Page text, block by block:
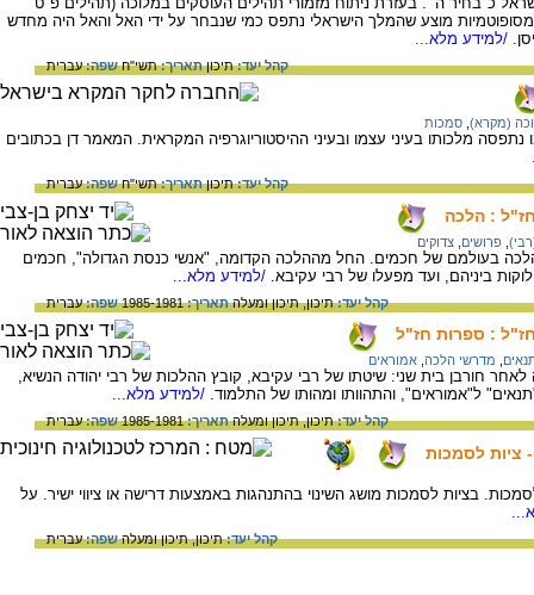
מוצע שהמלך הישראלי נתפס כמי שנבחר על ידי האל והאל היה מחדש
/למידע מלא...
קהל יעד:תיכוןתאריך:תשי"חשפה:עברית
(מקרא) סמכות
מלכותו בעיני עצמו ובעיני ההיסטוריוגרפיה המקראית. המאמר דן בכתובים
קהל יעד:תיכוןתאריך:תשי"חשפה:עברית
חז"ל : הלכה
פרושים צדוקים
בעולמם של חכמים. החל מההלכה הקדומה, "אנשי כנסת הגדולה", חכמים
ביניהם, ועד מפעלו של רבי עקיבא. /למידע מלא...
קהל יעד:תיכון,תיכון ומעלהתאריך:1985-1981 שפה:עברית
חז"ל : ספרות חז"ל
מדרשי הלכה אמוראים
חורבן בית שני: שיטתו של רבי עקיבא, קובץ ההלכות של רבי יהודה הנשיא,
ל"אמוראים", והתהוותו ומהותו של התלמוד. /למידע מלא...
קהל יעד:תיכון,תיכון ומעלהתאריך:1985-1981 שפה:עברית
ציות לסמכות
בציות לסמכות מושג השינוי בהתנהגות באמצעות דרישה או ציווי ישיר. על
קהל יעד:תיכון,תיכון ומעלהשפה:עברית